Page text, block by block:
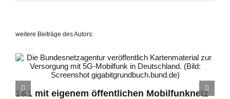
weitere Beiträge des Autors:
1&1 mit eigenem öffentlichen Mobilfunknetz